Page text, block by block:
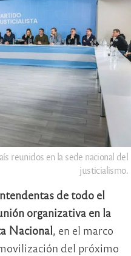
reunidos en la sede nacional del
justicialismo.
de todo el
organizativa en la
Nacional, en el marco
del próximo